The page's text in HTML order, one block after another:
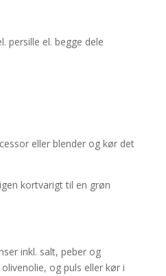
persille el. begge dele
eller blender og kør det
kortvarigt til en grøn
inkl. salt, peber og
og puls eller kør i